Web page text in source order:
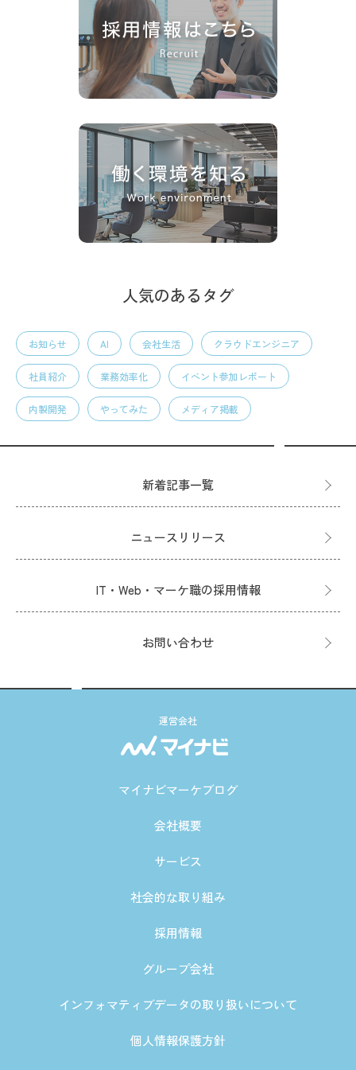
人気のあるタグ
お知らせ AI 会社生活 クラウドエンジニア
社員紹介 業務効率化 イベント参加レポート
内製開発 やってみた メディア掲載
新着記事一覧
ニュースリリース
IT・Web・マーケ職の採用情報
お問い合わせ
運営会社
マイナビマーケブログ
会社概要
サービス
社会的な取り組み
採用情報
グループ会社
インフォマティブデータの取り扱いについて
個人情報保護方針